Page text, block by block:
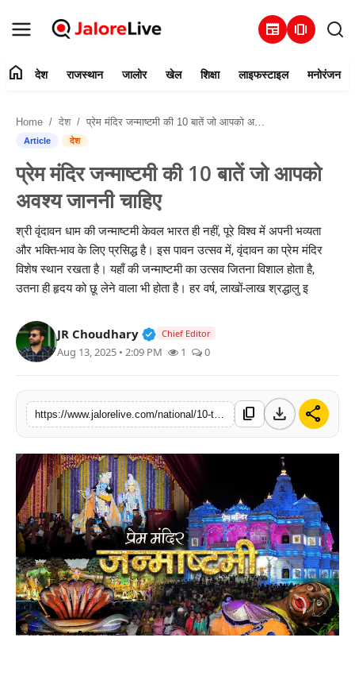
newspaper amp_stories
संपर्क करें
देश
जालोर
खेल
शिक्षा
मनोरंजन
तकनीक
विशेष
बिज़नेस
home देश राजस्थान जालोर खेल शिक्षा लाइफस्टाइल मनोरंजन
Home देश प्रेम मंदिर जन्माष्टमी की 10 बातें जो आपको अवश्य जाननी चाहिए
Article देश
प्रेम मंदिर जन्माष्टमी की 10 बातें जो आपको
अवश्य जाननी चाहिए
श्री वृंदावन धाम की जन्माष्टमी केवल भारत ही नहीं, पूरे विश्व में अपनी भव्यता
और भक्ति-भाव के लिए प्रसिद्ध है। इस पावन उत्सव में, वृंदावन का प्रेम मंदिर
विशेष स्थान रखता है। यहाँ की जन्माष्टमी का उत्सव जितना विशाल होता है,
उतना ही हृदय को छू लेने वाला भी होता है। हर वर्ष, लाखों-लाख श्रद्धालु इ
JR Choudhary Verified Public Figure • 30 Mar,
Chief Editor
Aug 13, 2025 • 2:09 PM 1 0
content_copy download share